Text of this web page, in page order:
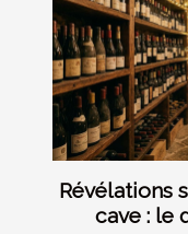
Révélations
cave : le